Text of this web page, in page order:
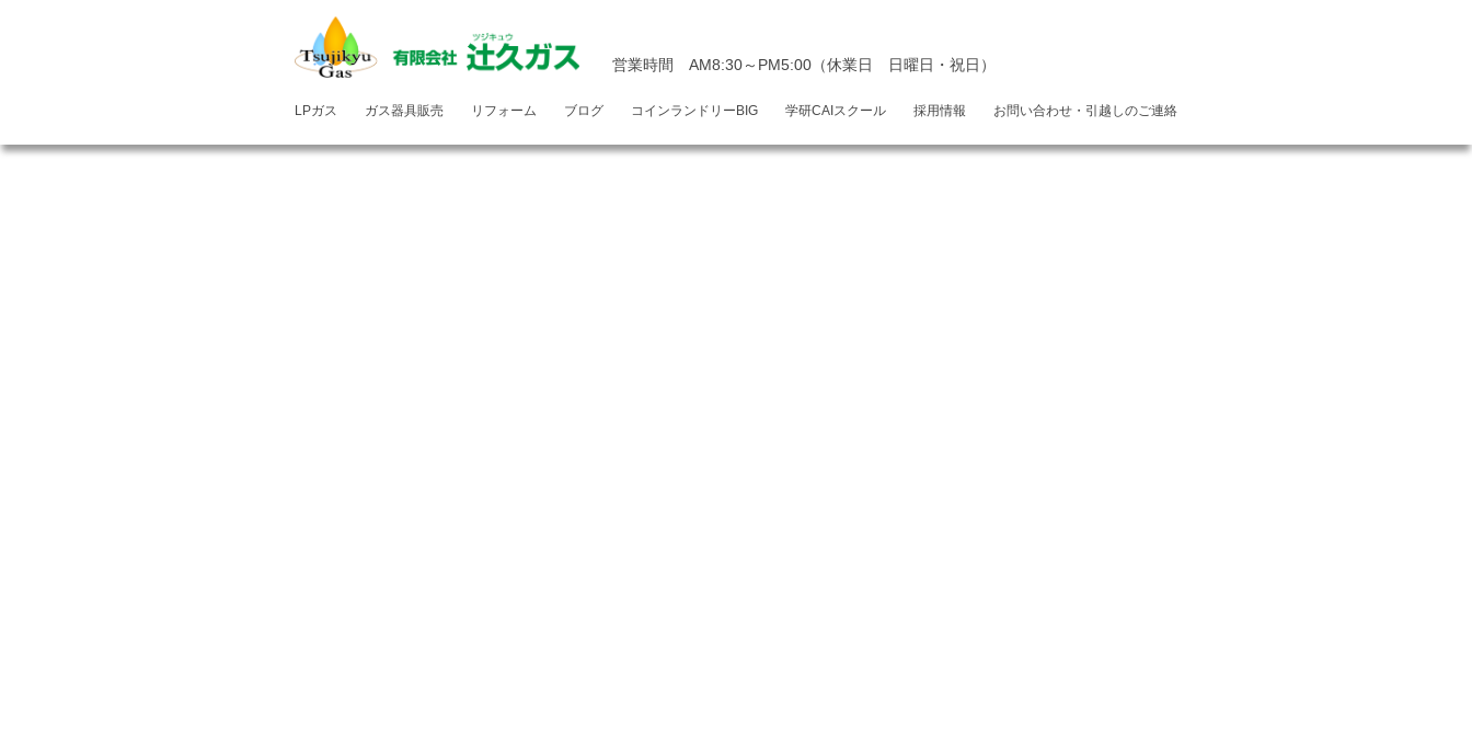
営業時間 AM8:30～PM5:00（休業日 日曜日・祝日）
LPガス ガス器具販売 リフォーム ブログ コインランドリーBIG 学研CAIスクール 採用情報 お問い合わせ・引越しのご連絡